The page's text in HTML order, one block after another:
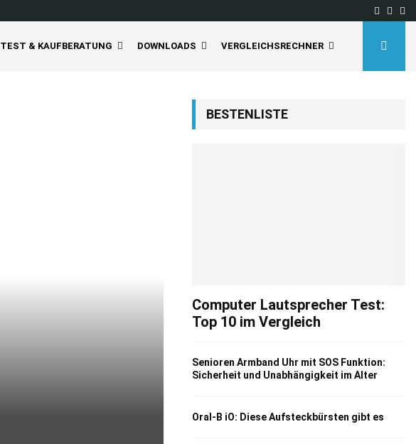
TEST & KAUFBERATUNG DOWNLOADS VERGLEICHSRECHNER
BESTENLISTE
Computer Lautsprecher Test:
Top 10 im Vergleich
Senioren Armband Uhr mit SOS Funktion:
Sicherheit und Unabhängigkeit im Alter
Oral-B iO: Diese Aufsteckbürsten gibt es